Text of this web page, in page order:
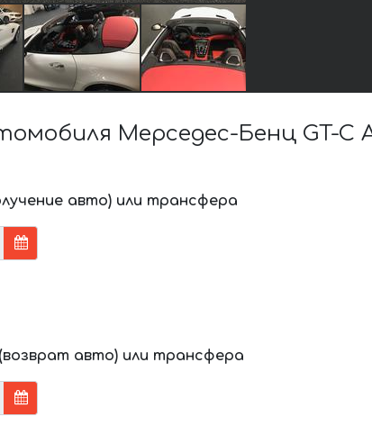
Мерседес-Бенц GT-C
авто) или трансфера
авто) или трансфера